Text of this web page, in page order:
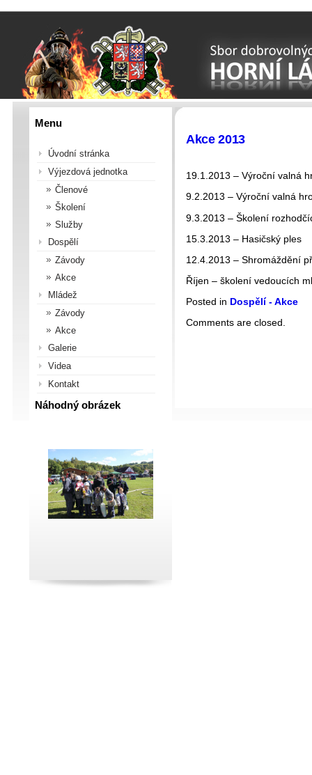
Akce 2013
19.1.2013 – Výroční valná
9.2.2013 – Výroční valná
9.3.2013 – Školení
15.3.2013 – Hasičský ples
12.4.2013 – Shromáždění
Říjen – školení vedoucích
Posted in Dospělí - Akce
Comments are closed.
Menu
Úvodní stránka
Výjezdová jednotka
Členové
Školení
Služby
Dospělí
Závody
Akce
Mládež
Závody
Akce
Galerie
Videa
Kontakt
Náhodný obrázek